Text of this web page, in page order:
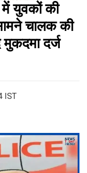
में युवकों की
चालक की
मुकदमा दर्ज
IST